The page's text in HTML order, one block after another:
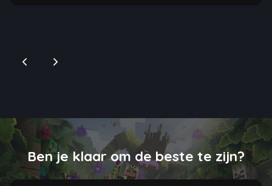
Ben je klaar om de beste te zijn?